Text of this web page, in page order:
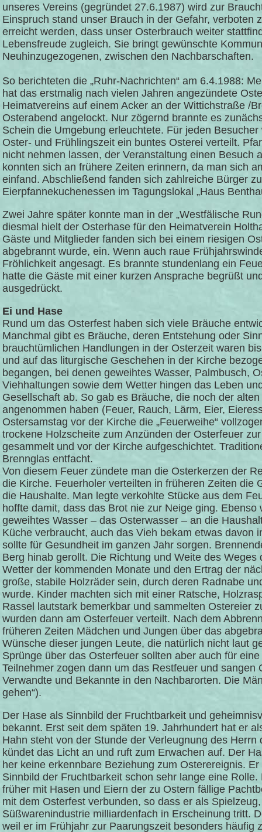
unseres Vereins (gegründet 27.6.1987) wird zur
Einspruch stand unser Brauch in der Gefahr, verboten
erreicht werden, dass unser Osterbrauch weiter
Lebensfreude zugleich. Sie bringt gewünschte
Neuhinzugezogenen, zwischen den Nachbarschaften.
So berichteten die „Ruhr-Nachrichten“ am 6.4.1988:
hat das erstmalig nach vielen Jahren angezündete
Heimatvereins auf einem Acker an der Wittichstraße /
Osterabend angelockt. Nur zögernd brannte es
Schein die Umgebung erleuchtete. Für jeden
Oster- und Frühlingszeit ein buntes Osterei verteilt.
nicht nehmen lassen, der Veranstaltung einen Besuch
konnten sich an frühere Zeiten erinnern, da man sich
einfand. Abschließend fanden sich zahlreiche Bürger
Eierpfannekuchenessen im Tagungslokal „Haus
Zwei Jahre später konnte man in der „Westfälische
diesmal hielt der Osterhase für den Heimatverein
Gäste und Mitglieder fanden sich bei einem riesigen
abgebrannt wurde, ein. Wenn auch raue
Fröhlichkeit angesagt. Es brannte stundenlang ein
hatte die Gäste mit einer kurzen Ansprache begrüßt
ausgedrückt.
Ei und Hase
Rund um das Osterfest haben sich viele Bräuche
Manchmal gibt es Bräuche, deren Entstehung oder
brauchtümlichen Handlungen in der Osterzeit waren
und auf das liturgische Geschehen in der Kirche
begangen, bei denen geweihtes Wasser, Palmbusch,
Viehhaltungen sowie dem Wetter hingen das Leben
Gesellschaft ab. So gab es Bräuche, die noch der
angenommen haben (Feuer, Rauch, Lärm, Eier,
Ostersamstag vor der Kirche die „Feuerweihe“
trockene Holzscheite zum Anzünden der Osterfeuer
gesammelt und vor der Kirche aufgeschichtet.
Brennglas entfacht.
Von diesem Feuer zündete man die Osterkerzen der
die Kirche. Feuerholer verteilten in früheren Zeiten die
die Haushalte. Man legte verkohlte Stücke aus dem
hoffte damit, dass das Brot nie zur Neige ging. Ebenso
geweihtes Wasser – das Osterwasser – an die
Küche verbraucht, auch das Vieh bekam etwas davon
sollte für Gesundheit im ganzen Jahr sorgen.
Berg hinab gerollt. Die Richtung und Weite des Weges
Wetter der kommenden Monate und den Ertrag der
große, stabile Holzräder sein, durch deren Radnabe
wurde. Kinder machten sich mit einer Ratsche,
Rassel lautstark bemerkbar und sammelten Ostereier
wurden dann am Osterfeuer verteilt. Nach dem
früheren Zeiten Mädchen und Jungen über das
Wünsche dieser jungen Leute, die natürlich nicht laut
Sprünge über das Osterfeuer sollten aber auch für
Teilnehmer zogen dann um das Restfeuer und
Verwandte und Bekannte in den Nachbarorten. Die
gehen“).
Der Hase als Sinnbild der Fruchtbarkeit und
bekannt. Erst seit dem späten 19. Jahrhundert hat er
Hahn steht von der Stunde der Verleugnung des
kündet das Licht an und ruft zum Erwachen auf. Der
her keine erkennbare Beziehung zum Osterereignis.
Sinnbild der Fruchtbarkeit schon sehr lange eine
früher mit Hasen und Eiern der zu Ostern fällige
mit dem Osterfest verbunden, so dass er als
Süßwarenindustrie milliardenfach in Erscheinung tritt.
weil er im Frühjahr zur Paarungszeit besonders